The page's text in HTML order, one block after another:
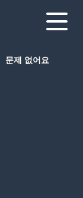
문제 없어요